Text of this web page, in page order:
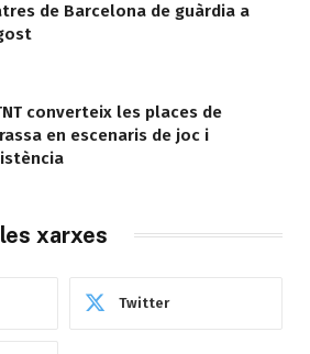
de Barcelona de guàrdia a
converteix les places de
en escenaris de joc i
xarxes
Twitter